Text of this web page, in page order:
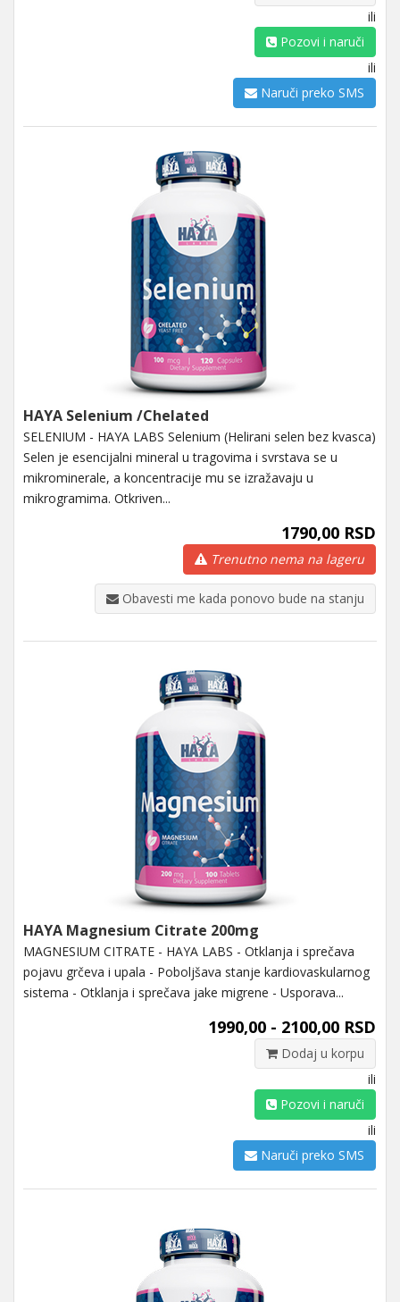
ili
Pozovi i naruči
ili
Naruči preko SMS
HAYA Selenium /Chelated
SELENIUM - HAYA LABS Selenium (Helirani selen bez kvasca)
Selen je esencijalni mineral u tragovima i svrstava se u
mikrominerale, a koncentracije mu se izražavaju u
mikrogramima. Otkriven...
1790,00 RSD
Trenutno nema na lageru
Obavesti me kada ponovo bude na stanju
HAYA Magnesium Citrate 200mg
MAGNESIUM CITRATE - HAYA LABS - Otklanja i sprečava
pojavu grčeva i upala - Poboljšava stanje kardiovaskularnog
sistema - Otklanja i sprečava jake migrene - Usporava...
1990,00 - 2100,00 RSD
Dodaj u korpu
ili
Pozovi i naruči
ili
Naruči preko SMS